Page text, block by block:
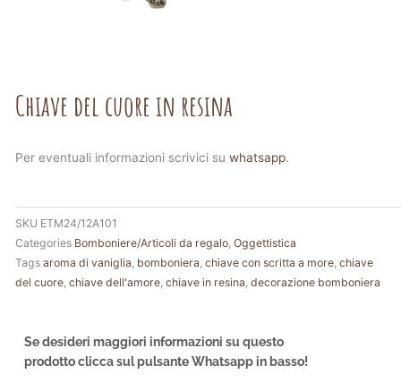
Chiave del cuore in resina
Per eventuali informazioni scrivici su whatsapp.
SKU ETM24/12A101
Categories Bomboniere/Articoli da regalo Oggettistica
Tags aroma di vaniglia bomboniera chiave con scritta a more chiave
del cuore chiave dell'amore chiave in resina decorazione bomboniera
Se desideri maggiori informazioni su questo
prodotto clicca sul pulsante Whatsapp in basso!